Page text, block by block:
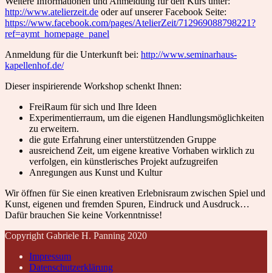
http://www.atelierzeit.de oder auf unserer Facebook Seite:
https://www.facebook.com/pages/AtelierZeit/712969088798221?
ref=aymt_homepage_panel
Anmeldung für die Unterkunft bei: http://www.seminarhaus-
kapellenhof.de/
Dieser inspirierende Workshop schenkt Ihnen:
FreiRaum für sich und Ihre Ideen
Experimentierraum, um die eigenen Handlungsmöglichkeiten
zu erweitern.
die gute Erfahrung einer unterstützenden Gruppe
ausreichend Zeit, um eigene kreative Vorhaben wirklich zu
verfolgen, ein künstlerisches Projekt aufzugreifen
Anregungen aus Kunst und Kultur
Wir öffnen für Sie einen kreativen Erlebnisraum zwischen Spiel und
Kunst, eigenen und fremden Spuren, Eindruck und Ausdruck…
Dafür brauchen Sie keine Vorkenntnisse!
Copyright Gabriele H. Panning 2020
Impressum
Datenschutzerklärung